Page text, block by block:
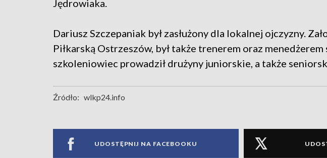
Jędrowiaka.
Dariusz Szczepaniak był zasłużony dla lokalnej ojczyzny.
Piłkarską Ostrzeszów, był także trenerem oraz menedżerem
szkoleniowiec prowadził drużyny juniorskie, a także
Źródło: wlkp24.info
UDOSTĘPNIJ NA FACEBOOKU